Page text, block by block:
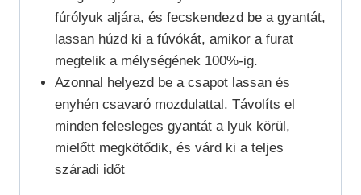
fúrólyuk aljára, és fecskendezd be a gyantát,
lassan húzd ki a fúvókát, amikor a furat
megtelik a mélységének 100%-ig.
Azonnal helyezd be a csapot lassan és
enyhén csavaró mozdulattal. Távolíts el
minden felesleges gyantát a lyuk körül,
mielőtt megkötődik, és várd ki a teljes
száradi időt